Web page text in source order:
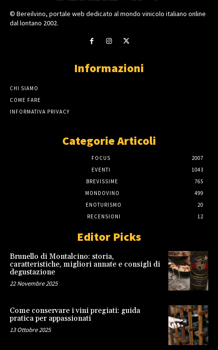
© Bereilvino, portale web dedicato al mondo vinicolo italiano online
dal lontano 2002.
Informazioni
CHI SIAMO
COME FARE
INFORMATIVA PRIVACY
Categorie Articoli
FOCUS
2007
EVENTI
1043
BREVISSIME
765
MONDOVINO
499
ENOTURISMO
20
RECENSIONI
12
Editor Picks
Brunello di Montalcino: storia,
caratteristiche, migliori annate e consigli di
degustazione
22 Novembre 2025
Come conservare i vini pregiati: guida
pratica per appassionati
13 Ottobre 2025